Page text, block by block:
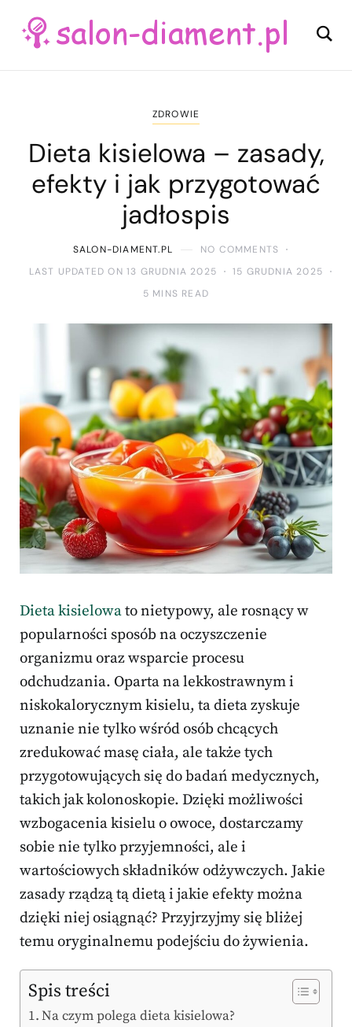
ZDROWIE
Dieta kisielowa – zasady,
efekty i jak przygotować
jadłospis
SALON-DIAMENT.PL
NO COMMENTS
LAST UPDATED ON 13 GRUDNIA 2025
15 GRUDNIA 2025
5 MINS READ
Dieta kisielowato nietypowy, ale rosnący w
popularności sposób na oczyszczenie
organizmu oraz wsparcie procesu
odchudzania. Oparta na lekkostrawnym i
niskokalorycznym kisielu, ta dieta zyskuje
uznanie nie tylko wśród osób chcących
zredukować masę ciała, ale także tych
przygotowujących się do badań medycznych,
takich jak kolonoskopie. Dzięki możliwości
wzbogacenia kisielu o owoce, dostarczamy
sobie nie tylko przyjemności, ale i
wartościowych składników odżywczych. Jakie
zasady rządzą tą dietą i jakie efekty można
dzięki niej osiągnąć? Przyjrzyjmy się bliżej
temu oryginalnemu podejściu do żywienia.
Spis treści
Na czym polega dieta kisielowa?